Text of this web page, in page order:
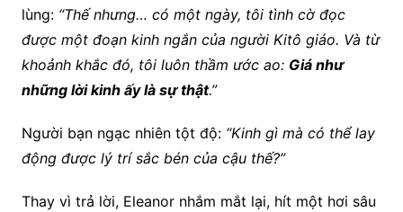
lùng: “Thế nhưng… có một ngày, tôi tình cờ đọc
được một đoạn kinh ngắn của người Kitô giáo. Và từ
khoảnh khắc đó, tôi luôn thầm ước ao: Giá như
những lời kinh ấy là sự thật.”
Người bạn ngạc nhiên tột độ: “Kinh gì mà có thể lay
động được lý trí sắc bén của cậu thế?”
Thay vì trả lời, Eleanor nhắm mắt lại, hít một hơi sâu